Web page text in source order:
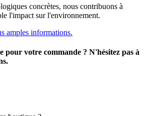
concrètes, nous contribuons à
l'impact sur l'environnement.
amples informations.
pour votre commande ? N'hésitez pas à